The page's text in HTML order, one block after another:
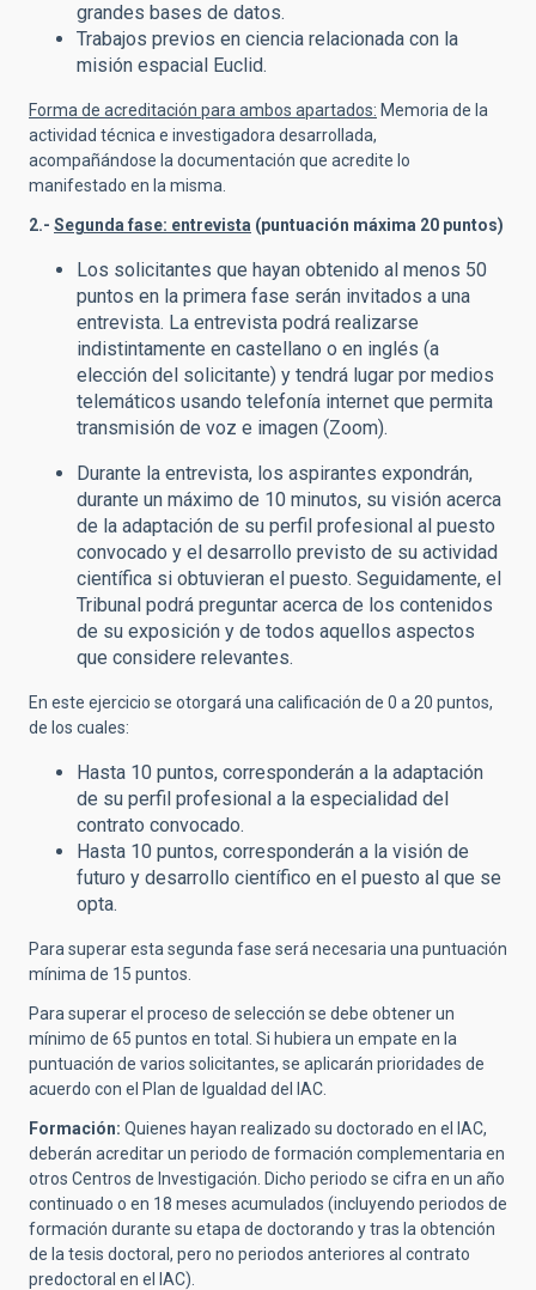
grandes bases de datos.
Trabajos previos en ciencia relacionada con la
misión espacial Euclid.
Forma de acreditación para ambos apartados: Memoria de la
actividad técnica e investigadora desarrollada,
acompañándose la documentación que acredite lo
manifestado en la misma.
2.- Segunda fase: entrevista (puntuación máxima 20 puntos)
Los solicitantes que hayan obtenido al menos 50
puntos en la primera fase serán invitados a una
entrevista. La entrevista podrá realizarse
indistintamente en castellano o en inglés (a
elección del solicitante) y tendrá lugar por medios
telemáticos usando telefonía internet que permita
transmisión de voz e imagen (Zoom).
Durante la entrevista, los aspirantes expondrán,
durante un máximo de 10 minutos, su visión acerca
de la adaptación de su perfil profesional al puesto
convocado y el desarrollo previsto de su actividad
científica si obtuvieran el puesto. Seguidamente, el
Tribunal podrá preguntar acerca de los contenidos
de su exposición y de todos aquellos aspectos
que considere relevantes.
En este ejercicio se otorgará una calificación de 0 a 20 puntos,
de los cuales:
Hasta 10 puntos, corresponderán a la adaptación
de su perfil profesional a la especialidad del
contrato convocado.
Hasta 10 puntos, corresponderán a la visión de
futuro y desarrollo científico en el puesto al que se
opta.
Para superar esta segunda fase será necesaria una puntuación
mínima de 15 puntos.
Para superar el proceso de selección se debe obtener un
mínimo de 65 puntos en total. Si hubiera un empate en la
puntuación de varios solicitantes, se aplicarán prioridades de
acuerdo con el Plan de Igualdad del IAC.
Formación: Quienes hayan realizado su doctorado en el IAC,
deberán acreditar un periodo de formación complementaria en
otros Centros de Investigación. Dicho periodo se cifra en un año
continuado o en 18 meses acumulados (incluyendo periodos de
formación durante su etapa de doctorando y tras la obtención
de la tesis doctoral, pero no periodos anteriores al contrato
predoctoral en el IAC).